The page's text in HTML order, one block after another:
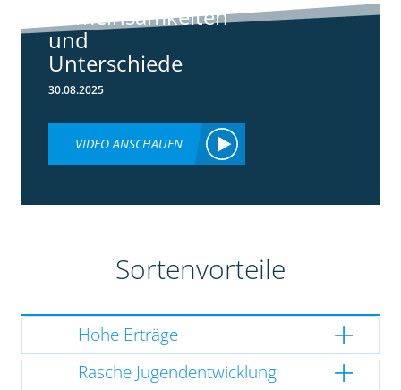
Gemeinsamkeiten
und
Unterschiede
30.08.2025
VIDEO ANSCHAUEN
Sortenvorteile
Hohe Erträge
Rasche Jugendentwicklung